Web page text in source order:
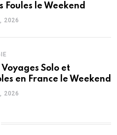
Foules le Weekend
2026
Voyages Solo et
en France le Weekend
2026